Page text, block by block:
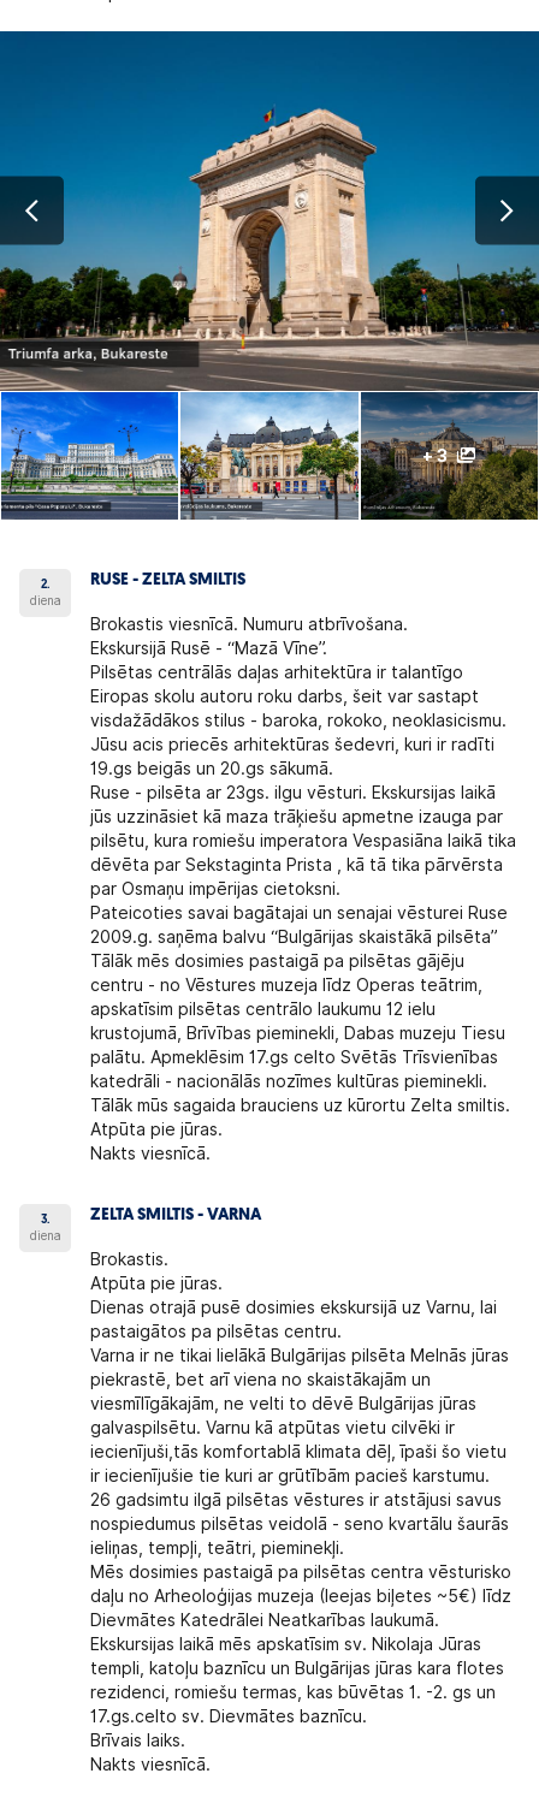
+ 3
2.
diena
RUSE - ZELTA SMILTIS
Brokastis viesnīcā. Numuru atbrīvošana.
Ekskursijā Rusē - “Mazā Vīne”.
Pilsētas centrālās daļas arhitektūra ir talantīgo
Eiropas skolu autoru roku darbs, šeit var sastapt
visdažādākos stilus - baroka, rokoko, neoklasicismu.
Jūsu acis priecēs arhitektūras šedevri, kuri ir radīti
19.gs beigās un 20.gs sākumā.
Ruse - pilsēta ar 23gs. ilgu vēsturi. Ekskursijas laikā
jūs uzzināsiet kā maza trāķiešu apmetne izauga par
pilsētu, kura romiešu imperatora Vespasiāna laikā tika
dēvēta par Sekstaginta Prista , kā tā tika pārvērsta
par Osmaņu impērijas cietoksni.
Pateicoties savai bagātajai un senajai vēsturei Ruse
2009.g. saņēma balvu “Bulgārijas skaistākā pilsēta”
Tālāk mēs dosimies pastaigā pa pilsētas gājēju
centru - no Vēstures muzeja līdz Operas teātrim,
apskatīsim pilsētas centrālo laukumu 12 ielu
krustojumā, Brīvības pieminekli, Dabas muzeju Tiesu
palātu. Apmeklēsim 17.gs celto Svētās Trīsvienības
katedrāli - nacionālās nozīmes kultūras pieminekli.
Tālāk mūs sagaida brauciens uz kūrortu Zelta smiltis.
Atpūta pie jūras.
Nakts viesnīcā.
3.
diena
ZELTA SMILTIS - VARNA
Brokastis.
Atpūta pie jūras.
Dienas otrajā pusē dosimiesekskursijā uz Varnu , lai
pastaigātos pa pilsētas centru.
Varna ir ne tikai lielākā Bulgārijas pilsēta Melnās jūras
piekrastē, bet arī viena no skaistākajām un
viesmīlīgākajām, ne velti to dēvē Bulgārijas jūras
galvaspilsētu. Varnu kā atpūtas vietu cilvēki ir
iecienījuši,tās komfortablā klimata dēļ, īpaši šo vietu
ir iecienījušie tie kuri ar grūtībām pacieš karstumu.
26 gadsimtu ilgā pilsētas vēstures ir atstājusi savus
nospiedumus pilsētas veidolā - seno kvartālu šaurās
ieliņas, tempļi, teātri, pieminekļi.
Mēs dosimies pastaigā pa pilsētas centra vēsturisko
daļu no Arheoloģijas muzeja (Ieejas biļetes ~5€) līdz
Dievmātes Katedrālei Neatkarības laukumā.
Ekskursijas laikā mēs apskatīsim sv. Nikolaja Jūras
templi, katoļu baznīcu un Bulgārijas jūras kara flotes
rezidenci, romiešu termas, kas būvētas 1. -2. gs un
17.gs.celto sv. Dievmātes baznīcu.
Brīvais laiks.
Nakts viesnīcā.